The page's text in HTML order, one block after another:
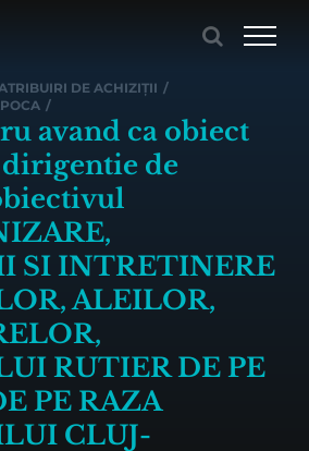
DE ACHIZIȚII /
/
avand ca obiect
de
SI INTRETINERE
ALEILOR,
RUTIER DE PE
PE RAZA
CLUJ-